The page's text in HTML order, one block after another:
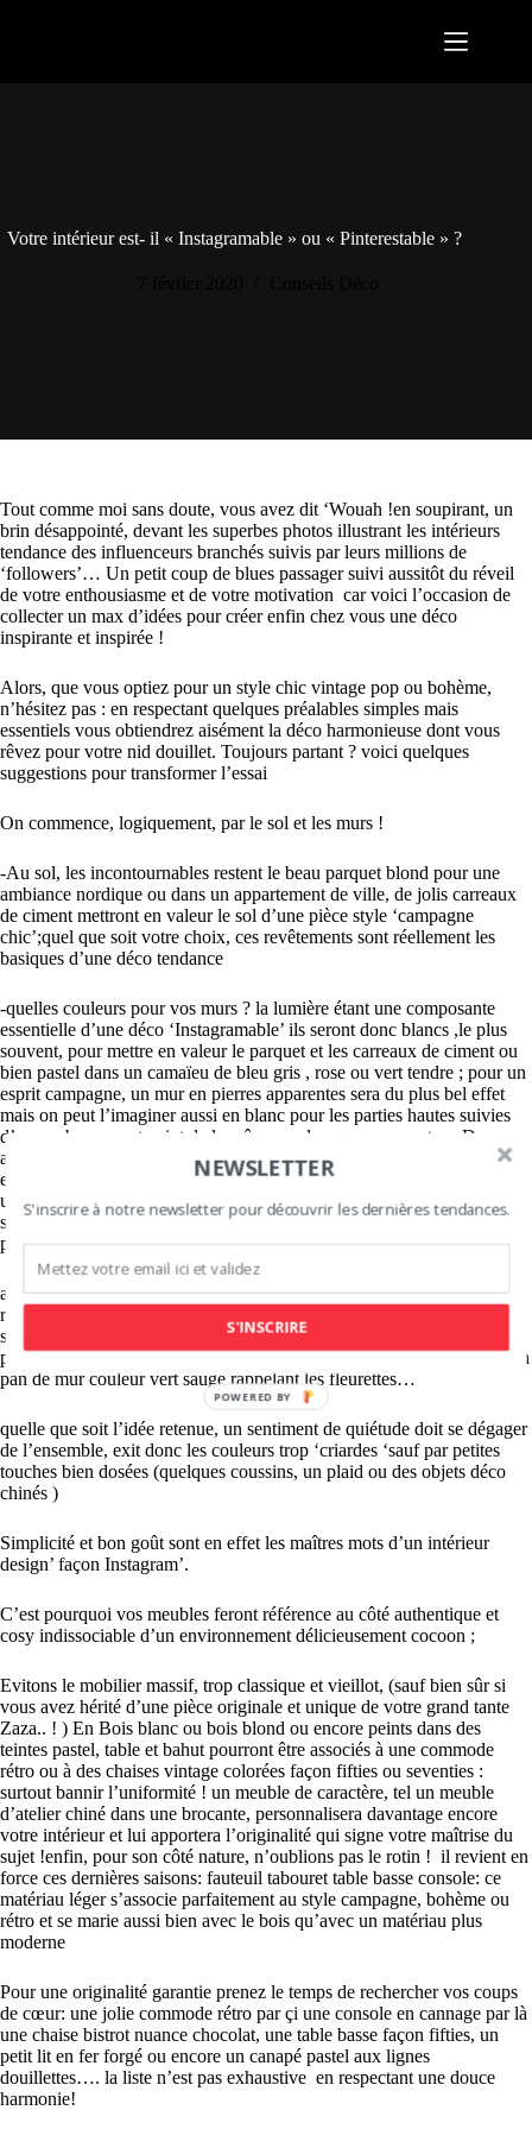
Votre intérieur est- il « Instagramable » ou « Pinterestable » ?
Tout comme moi sans doute, vous avez dit ‘Wouah !en soupirant, un
brin désappointé, devant les superbes photos illustrant les intérieurs
tendance des influenceurs branchés suivis par leurs millions de
‘followers’… Un petit coup de blues passager suivi aussitôt du réveil
de votre enthousiasme et de votre motivation car voici l’occasion de
collecter un max d’idées pour créer enfin chez vous une déco
inspirante et inspirée !
Alors, que vous optiez pour un style chic vintage pop ou bohème,
n’hésitez pas : en respectant quelques préalables simples mais
essentiels vous obtiendrez aisément la déco harmonieuse dont vous
rêvez pour votre nid douillet. Toujours partant ? voici quelques
suggestions pour transformer l’essai
On commence, logiquement, par le sol et les murs !
-Au sol, les incontournables restent le beau parquet blond pour une
ambiance nordique ou dans un appartement de ville, de jolis carreaux
de ciment mettront en valeur le sol d’une pièce style ‘campagne
chic’;quel que soit votre choix, ces revêtements sont réellement les
basiques d’une déco tendance
-quelles couleurs pour vos murs ? la lumière étant une composante
essentielle d’une déco ‘Instagramable’ ils seront donc blancs ,le plus
souvent, pour mettre en valeur le parquet et les carreaux de ciment ou
bien pastel dans un camaïeu de bleu gris , rose ou vert tendre ; pour un
esprit campagne, un mur en pierres apparentes sera du plus bel effet
mais on peut l’imaginer aussi en blanc pour les parties hautes suivies
d’un soubassement peint de la même couleur que vos portes ; Dans un
appartement en ville pourquoi pas un seul pan de mur tapissé ?
exemple un imprimé végétal pour une ambiance jardin, ou bien encore
un pan de mur de couleur plus contrasté ‘genre terracotta’ terre de
sienne, vert sourd.. pour contrebalancer les teintes pastel du reste de la
pièce ;
avec son côté rétro très charmant la tapisserie liberty fait un retour
remarqué ! elle peut être accompagnée d’une couleur unie plus foncée
sur un seul pan de mur ; exemple dans une chambre d’enfant on
pourra faire le choix d’ un papier peint liberty vert et blanc associé à un
pan de mur couleur vert sauge rappelant les fleurettes…
quelle que soit l’idée retenue, un sentiment de quiétude doit se dégager
de l’ensemble, exit donc les couleurs trop ‘criardes ‘sauf par petites
touches bien dosées (quelques coussins, un plaid ou des objets déco
chinés )
Simplicité et bon goût sont en effet les maîtres mots d’un intérieur
design’ façon Instagram’.
C’est pourquoi vos meubles feront référence au côté authentique et
cosy indissociable d’un environnement délicieusement cocoon ;
Evitons le mobilier massif, trop classique et vieillot, (sauf bien sûr si
vous avez hérité d’une pièce originale et unique de votre grand tante
Zaza.. ! ) En Bois blanc ou bois blond ou encore peints dans des
teintes pastel, table et bahut pourront être associés à une commode
rétro ou à des chaises vintage colorées façon fifties ou seventies :
surtout bannir l’uniformité ! un meuble de caractère, tel un meuble
d’atelier chiné dans une brocante, personnalisera davantage encore
votre intérieur et lui apportera l’originalité qui signe votre maîtrise du
sujet !enfin, pour son côté nature, n’oublions pas le rotin ! il revient en
force ces dernières saisons: fauteuil tabouret table basse console: ce
matériau léger s’associe parfaitement au style campagne, bohème ou
rétro et se marie aussi bien avec le bois qu’avec un matériau plus
moderne
Pour une originalité garantie prenez le temps de rechercher vos coups
de cœur: une jolie commode rétro par çi une console en cannage par là
une chaise bistrot nuance chocolat, une table basse façon fifties, un
petit lit en fer forgé ou encore un canapé pastel aux lignes
douillettes…. la liste n’est pas exhaustive en respectant une douce
harmonie!
NEWSLETTER
S'inscrire à notre newsletter pour découvrir les dernières tendances.
S'INSCRIRE
POWERED BY